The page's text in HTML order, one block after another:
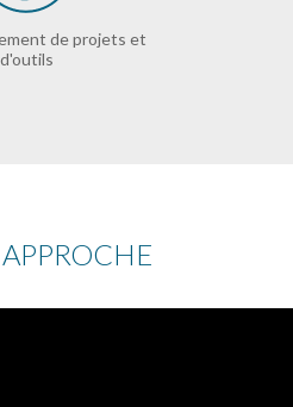
de projets et
d'outils